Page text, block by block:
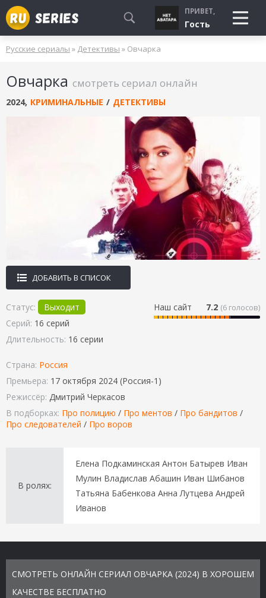
СМОТРЮ
БУДУ СМОТРЕТЬ
УЖЕ СМОТРЕЛ
ПРИВЕТ,
Гость
Русские сериалы » Детективы » Овчарка
Овчарка смотреть сериал онлайн
2024, КРИМИНАЛЬНЫЕ / ДЕТЕКТИВЫ
ДОБАВИТЬ В СПИСОК
Наш сайт 7.2 (6 голосов)
Статус:
Выходит
Серий: 16 серий
Длительность: 16 серии
Страна: Россия
Премьера: 17 октября 2024 (Россия-1)
Режиссёр: Дмитрий Черкасов
В подборках: Про полицию / Про ментов / Про бандитов /
Про следователей / Про воров
В ролях:
Елена Подкаминская Антон Батырев Иван
Мулин Владислав Абашин Иван Шибанов
Татьяна Бабенкова Анна Лутцева Андрей
Иванов
СМОТРЕТЬ ОНЛАЙН СЕРИАЛ ОВЧАРКА (2024) В ХОРОШЕМ
КАЧЕСТВЕ БЕСПЛАТНО